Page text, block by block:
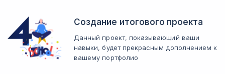
Создание итогового проекта
Данный проект, показывающий ваши
навыки, будет прекрасным дополнением к
вашему портфолио